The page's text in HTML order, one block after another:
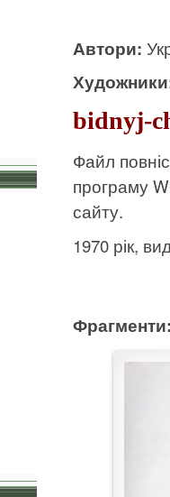
Автори:
bidnyj-
Файл
програму
сайту.
1970 рік,
Фрагменти: